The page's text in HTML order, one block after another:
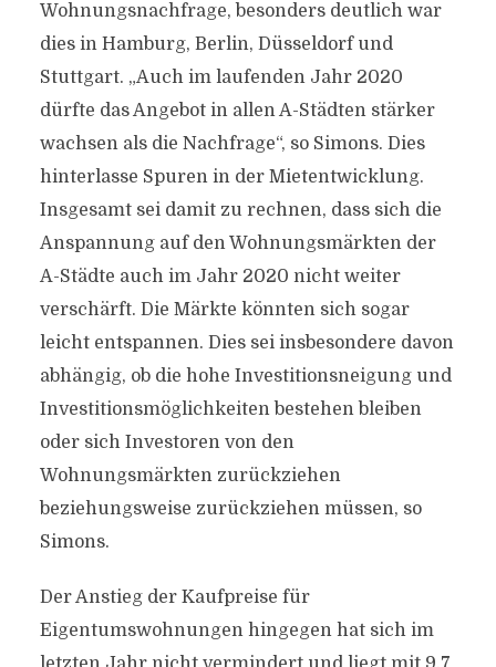
Wohnungsnachfrage, besonders deutlich war
dies in Hamburg, Berlin, Düsseldorf und
Stuttgart. „Auch im laufenden Jahr 2020
dürfte das Angebot in allen A-Städten stärker
wachsen als die Nachfrage“, so Simons. Dies
hinterlasse Spuren in der Mietentwicklung.
Insgesamt sei damit zu rechnen, dass sich die
Anspannung auf den Wohnungsmärkten der
A-Städte auch im Jahr 2020 nicht weiter
verschärft. Die Märkte könnten sich sogar
leicht entspannen. Dies sei insbesondere davon
abhängig, ob die hohe Investitionsneigung und
Investitionsmöglichkeiten bestehen bleiben
oder sich Investoren von den
Wohnungsmärkten zurückziehen
beziehungsweise zurückziehen müssen, so
Simons.
Der Anstieg der Kaufpreise für
Eigentumswohnungen hingegen hat sich im